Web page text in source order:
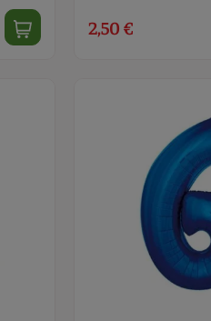
2,50 €